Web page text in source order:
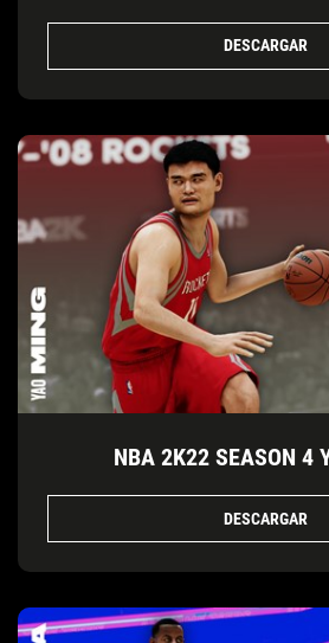
DESCARGAR
NBA 2K22 SEASON 4
DESCARGAR